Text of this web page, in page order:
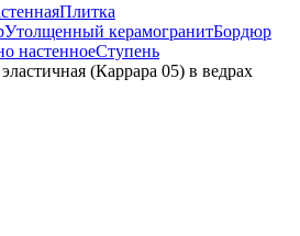
Плитка
Утолщенный керамогранитБордюр
настенноеСтупень
(Каррара 05) в ведрах